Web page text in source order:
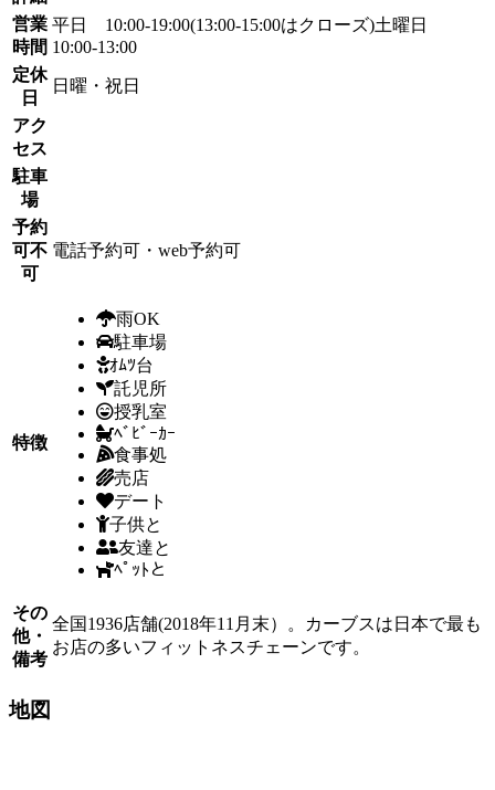
営業
時間
平日 10:00-19:00(13:00-15:00はクローズ)土曜日
10:00-13:00
定休
日
日曜・祝日
アク
セス
駐車
場
予約
可不
可
電話予約可・web予約可
特徴
雨OK
駐車場
ｵﾑﾂ台
託児所
授乳室
ﾍﾞﾋﾞｰｶｰ
食事処
売店
デート
子供と
友達と
ﾍﾟｯﾄと
その
他・
備考
全国1936店舗(2018年11月末）。カーブスは日本で最も
お店の多いフィットネスチェーンです。
地図